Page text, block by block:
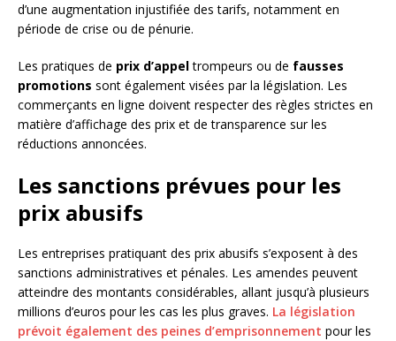
d’une augmentation injustifiée des tarifs, notamment en
période de crise ou de pénurie.
Les pratiques de prix d’appeltrompeurs ou de fausses
promotions sont également visées par la législation. Les
commerçants en ligne doivent respecter des règles strictes en
matière d’affichage des prix et de transparence sur les
réductions annoncées.
Les sanctions prévues pour les
prix abusifs
Les entreprises pratiquant des prix abusifs s’exposent à des
sanctions administratives et pénales. Les amendes peuvent
atteindre des montants considérables, allant jusqu’à plusieurs
millions d’euros pour les cas les plus graves. La législation
prévoit également des peines d’emprisonnement pour les